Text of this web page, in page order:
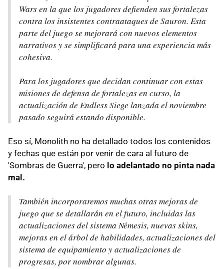
Wars en la que los jugadores defienden sus fortalezas
contra los insistentes contraataques de Sauron. Esta
parte del juego se mejorará con nuevos elementos
narrativos y se simplificará para una experiencia más
cohesiva.
Para los jugadores que decidan continuar con estas
misiones de defensa de fortalezas en curso, la
actualización de Endless Siege lanzada el noviembre
pasado seguirá estando disponible.
Eso sí, Monolith no ha detallado todos los contenidos
y fechas que están por venir de cara al futuro de
'Sombras de Guerra', pero lo adelantado no pinta nada
mal.
También incorporaremos muchas otras mejoras de
juego que se detallarán en el futuro, incluidas las
actualizaciones del sistema Némesis, nuevas skins,
mejoras en el árbol de habilidades, actualizaciones del
sistema de equipamiento y actualizaciones de
progresas, por nombrar algunas.